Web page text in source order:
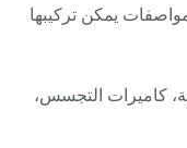
يمكن تركيبها
كاميرات التجسس،